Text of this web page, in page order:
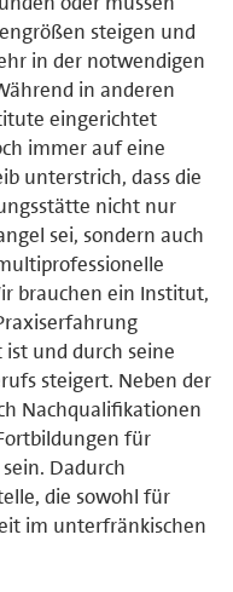
steigen und
in der notwendigen
in anderen
eingerichtet
immer auf eine
unterstrich, dass die
nicht nur
sei, sondern auch
brauchen ein Institut,
und durch seine
steigert. Neben der
Nachqualifikationen
für
Dadurch
die sowohl für
im unterfränkischen